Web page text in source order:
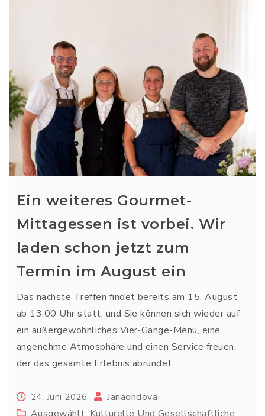
Ein weiteres Gourmet-
Mittagessen ist vorbei. Wir
laden schon jetzt zum
Termin im August ein
Das nächste Treffen findet bereits am 15. August
ab 13:00 Uhr statt, und Sie können sich wieder auf
ein außergewöhnliches Vier-Gänge-Menü, eine
angenehme Atmosphäre und einen Service freuen,
der das gesamte Erlebnis abrundet.
24. Juni 2026
Janaondova